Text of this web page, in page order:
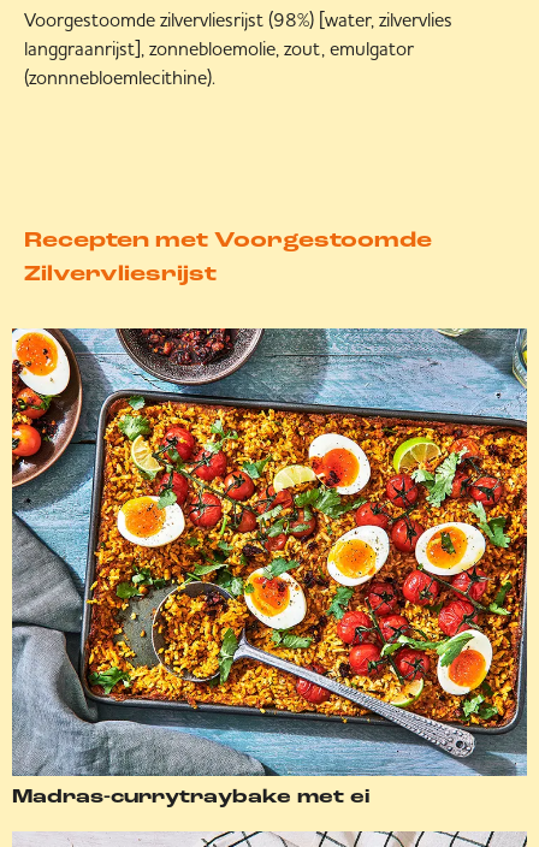
Voorgestoomde zilvervliesrijst (98%) [water, zilvervlies
langgraanrijst], zonnebloemolie, zout, emulgator
(zonnnebloemlecithine).
Recepten met Voorgestoomde
Zilvervliesrijst
Madras-currytraybake met ei